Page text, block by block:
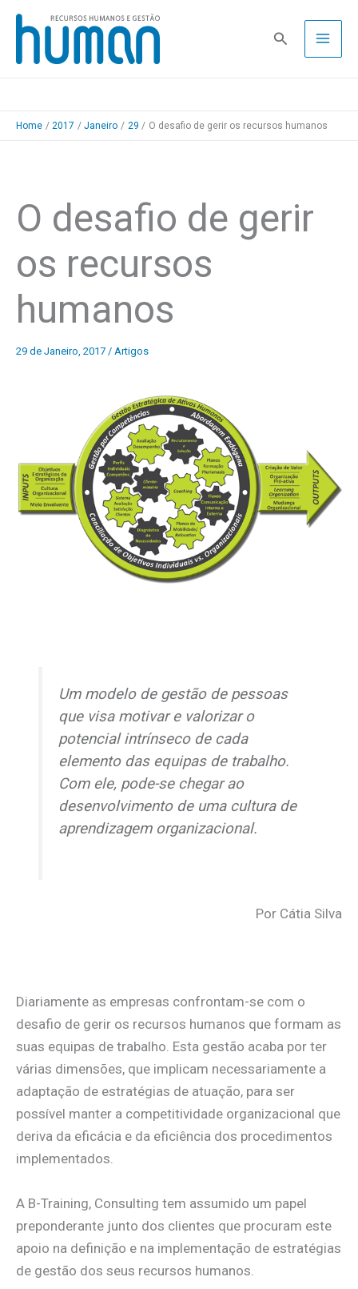
Skip
content
Pesquisa
Home 2017 Janeiro 29 O desafio de gerir os recursos humanos
O desafio de gerir
os recursos
humanos
29 de Janeiro, 2017 / Artigos
Um modelo de gestão de pessoas
que visa motivar e valorizar o
potencial intrínseco de cada
elemento das equipas de trabalho.
Com ele, pode-se chegar ao
desenvolvimento de uma cultura de
aprendizagem organizacional.
Por Cátia Silva
Diariamente as empresas confrontam-se com o
desafio de gerir os recursos humanos que formam as
suas equipas de trabalho. Esta gestão acaba por ter
várias dimensões, que implicam necessariamente a
adaptação de estratégias de atuação, para ser
possível manter a competitividade organizacional que
deriva da eficácia e da eficiência dos procedimentos
implementados.
A B-Training, Consulting tem assumido um papel
preponderante junto dos clientes que procuram este
apoio na definição e na implementação de estratégias
de gestão dos seus recursos humanos.